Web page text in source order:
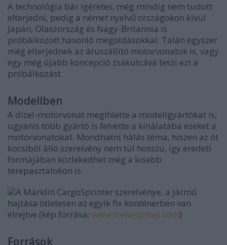
A technológia bár ígéretes, még mindig nem tudott
elterjedni, pedig a német nyelvű országokon kívül
Japán, Olaszország és Nagy-Britannia is
próbálkozott hasonló megoldásokkal. Talán egyszer
még elterjednek az áruszállító motorvonatok is, vagy
egy még újabb koncepció zsákutcává teszi ezt a
próbálkozást.
Modellben
A dízel-motorvonat megihlette a modellgyártókat is,
ugyanis több gyártó is felvette a kínálatába ezeket a
motorvonatokat. Mondhatni hálás téma, hiszen az öt
kocsiból álló szerelvény nem túl hosszú, így eredeti
formájában közlekedhet még a kisebb
terepasztalokon is.
A Märklin CargoSprinter szerelvénye, a jármű
hajtása ötletesen az egyik fix konténerben van
elrejtve (kép forrása: www.trenesymas.com)
Források